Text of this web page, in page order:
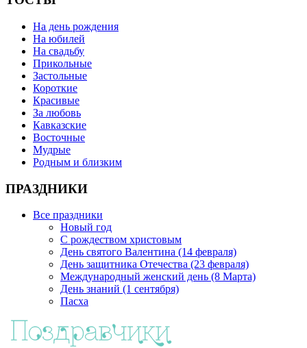
На день рождения
На юбилей
На свадьбу
Прикольные
Застольные
Короткие
Красивые
За любовь
Кавказские
Восточные
Мудрые
Родным и близким
ПРАЗДНИКИ
Все праздники
Новый год
С рождеством христовым
День святого Валентина (14 февраля)
День защитника Отечества (23 февраля)
Международный женский день (8 Марта)
День знаний (1 сентября)
Пасха